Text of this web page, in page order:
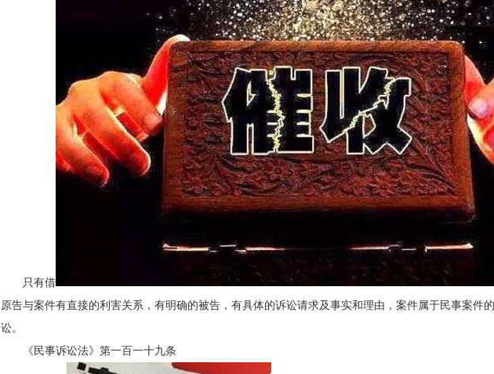
只有借
原告与案件有直接的利害关系，有明确的被告，有具体的诉讼请求及事实和理由，案件属于民事案件
讼。
《民事诉讼法》第一百一十九条